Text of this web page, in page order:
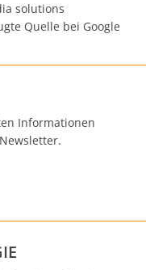
solutions
Quelle bei Google
Informationen